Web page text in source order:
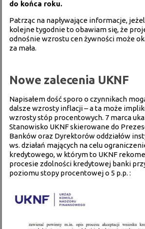
do końca roku.
Patrząc na napływające informacje,
kolejne tygodnie to obawiam się, że
odnośnie wzrostu cen żywności może
za mała.
Nowe zalecenia UKNF
Napisałem dość sporo o czynnikach
dalsze wzrosty inflacji – a ta może
wzrosty stóp procentowych. 7 marca
Stanowisko UKNF skierowane do
Banków oraz Dyrektorów oddziałów
ws. działań mających na celu
kredytowego, w którym to UKNF
procesie zdolności kredytowej banki
poziomu stopy procentowej o 5 p.p. :